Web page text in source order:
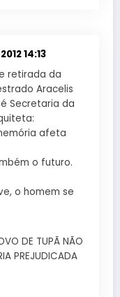
14:13
retirada da
Aracelis
Secretaria da
afeta
o futuro.
o homem se
DE TUPÃ NÃO
PREJUDICADA